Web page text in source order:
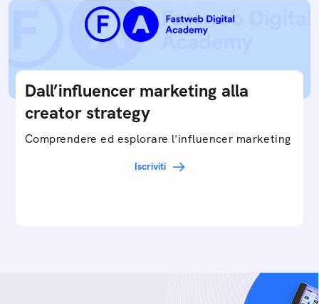
Dall’influencer marketing alla
creator strategy
Comprendere ed esplorare l'influencer marketing
Iscriviti